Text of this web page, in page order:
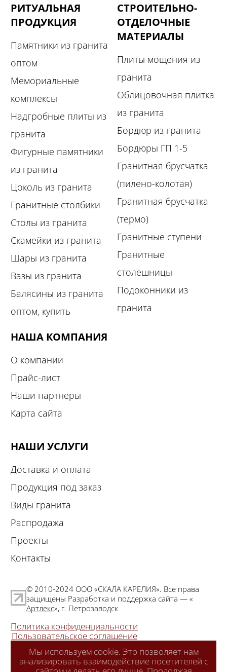
РИТУАЛЬНАЯ
ПРОДУКЦИЯ
Памятники из гранита
оптом
Мемориальные
комплексы
Надгробные плиты из
гранита
Фигурные памятники
из гранита
Цоколь из гранита
Гранитные столбики
Столы из гранита
Скамейки из гранита
Шары из гранита
Вазы из гранита
Балясины из гранита
оптом, купить
СТРОИТЕЛЬНО-
ОТДЕЛОЧНЫЕ
МАТЕРИАЛЫ
Плиты мощения из
гранита
Облицовочная плитка
из гранита
Бордюр из гранита
Бордюры ГП 1-5
Гранитная брусчатка
(пилено-колотая)
Гранитная брусчатка
(термо)
Гранитные ступени
Гранитные
столешницы
Подоконники из
гранита
НАША КОМПАНИЯ
О компании
Прайс-лист
Наши партнеры
Карта сайта
НАШИ УСЛУГИ
Доставка и оплата
Продукция под заказ
Виды гранита
Распродажа
Проекты
Контакты
© 2010-2024 ООО «СКАЛА КАРЕЛИЯ». Все права
защищены Разработка и поддержка сайта — «
Артлекс», г. Петрозаводск
Политика конфиденциальности
Пользовательское соглашение
Мы используем cookie. Это позволяет нам
анализировать взаимодействие посетителей с